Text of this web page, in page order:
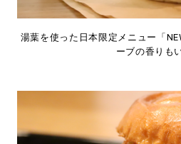
湯葉を使った日本限定メニュー「
ーブの香りも